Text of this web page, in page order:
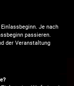
Je nach
passieren.
der Veranstaltung